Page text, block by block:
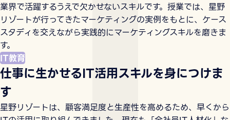
業界で活躍するうえで欠かせないスキルです。授業では、星野
リゾートが行ってきたマーケティングの実例をもとに、ケース
スタディを交えながら実践的にマーケティングスキルを磨きま
す。
IT教育
仕事に生かせるIT活用スキルを身につけま
す
星野リゾートは、顧客満足度と生産性を高めるため、早くから